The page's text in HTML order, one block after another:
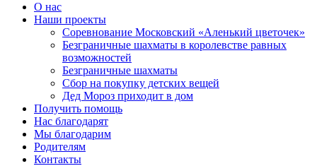
О нас
Наши проекты
Соревнование Московский «Аленький цветочек»
Безграничные шахматы в королевстве равных
возможностей
Безграничные шахматы
Сбор на покупку детских вещей
Дед Мороз приходит в дом
Получить помощь
Нас благодарят
Мы благодарим
Родителям
Контакты